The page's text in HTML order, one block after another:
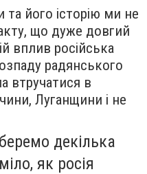
та його історію ми не
що дуже довгий
вплив російська
радянського
втручатися в
Луганщини і не
декілька
як росія